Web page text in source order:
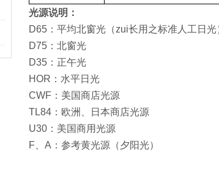
光源说明：
D65 ：平均北窗光（zui长用之标准人工日光
D75 ：北窗光
D35 ：正午光
HOR ：水平日光
CWF ：美国商店光源
TL84 ：欧洲、日本商店光源
U30 ：美国商用光源
F 、A：参考黄光源（夕阳光）